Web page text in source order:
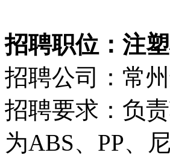
招聘职位：注
招聘公司：常
招聘要求：负
为ABS、PP、